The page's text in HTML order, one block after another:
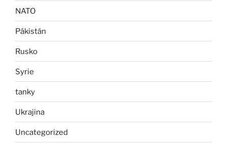
NATO
Pákistán
Rusko
Syrie
tanky
Ukrajina
Uncategorized